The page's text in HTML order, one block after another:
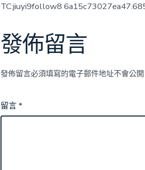
TC:jiuyi9follow8
發佈留言
發佈留言必須填寫的電子郵件地址不會公開
留言*